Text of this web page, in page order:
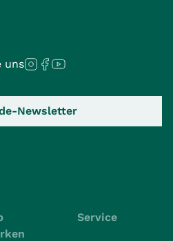
uns
Newsletter
Service